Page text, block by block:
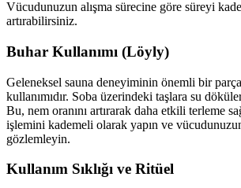
Vücudunuzun alışma sürecine göre süreyi
artırabilirsiniz.
Buhar Kullanımı (Löyly)
Geleneksel sauna deneyiminin önemli bir
kullanımıdır. Soba üzerindeki taşlara su
Bu, nem oranını artırarak daha etkili terleme
işlemini kademeli olarak yapın ve
gözlemleyin.
Kullanım Sıklığı ve Ritüel